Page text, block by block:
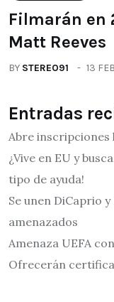
Filmarán en
Matt Reeves
BY STEREO91 13
Entradas
Abre inscripciones
¿Vive en EU y
tipo de ayuda!
Se unen DiCaprio
amenazados
Amenaza UEFA
Ofrecerán